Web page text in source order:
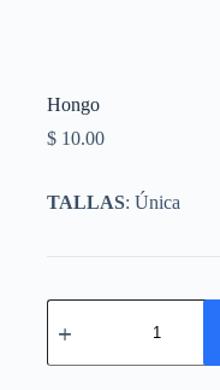
Hongo
$10.00
TALLAS: Única